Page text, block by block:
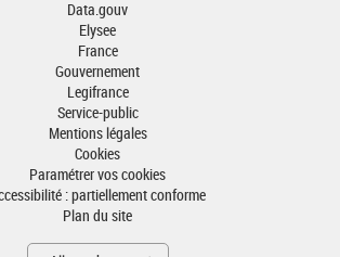
Data.gouv
Elysee
France
Gouvernement
Legifrance
Service-public
Mentions légales
Cookies
Paramétrer vos cookies
: partiellement conforme
Plan du site